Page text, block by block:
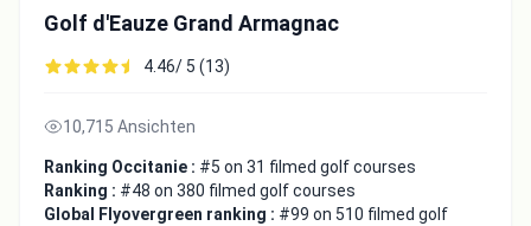
Golf d'Eauze Grand Armagnac
4.46/ 5 (13)
10,715 Ansichten
Ranking Occitanie : #5 on 31 filmed golf courses
Ranking : #48 on 380 filmed golf courses
Global Flyovergreen ranking : #99 on 510 filmed golf